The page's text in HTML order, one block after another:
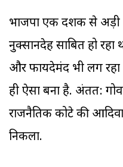
भाजपा एक दशक से
नुक्सानदेह साबित हो रहा
और फायदेमंद भी लग रहा
ही ऐसा बना है. अंतत:
राजनैतिक कोटे की
निकला.